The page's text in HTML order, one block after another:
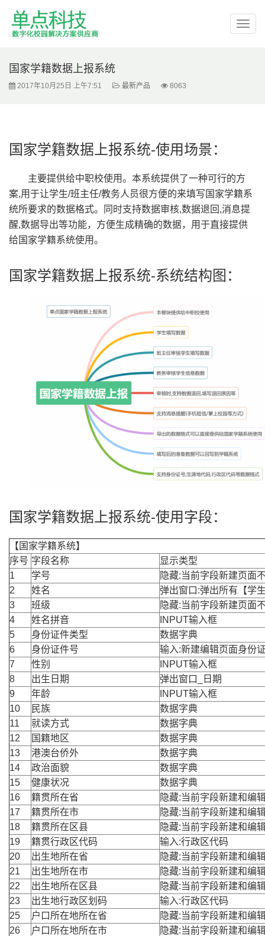
国家学籍数据上报系统
2017年10月25日 上午7:51 最新产品 8063
国家学籍数据上报系统-使用场景：
主要提供给中职校使用。本系统提供了一种可行的方
案,用于让学生/班主任/教务人员很方便的来填写国家学籍系
统所要求的数据格式。同时支持数据审核,数据退回,消息提
醒,数据导出等功能，方便生成精确的数据，用于直接提供
给国家学籍系统使用。
国家学籍数据上报系统-系统结构图：
国家学籍数据上报系统-使用字段：
【国家学籍系统】
序号 字段名称
显示类型
1
学号
隐藏:当前字段新建页面
2
姓名
弹出窗口:弹出所有【学
3
班级
隐藏:当前字段新建页面
4
姓名拼音
INPUT输入框
5
身份证件类型
数据字典
6
身份证件号
输入:新建编辑页面身份
7
性别
INPUT输入框
8
出生日期
弹出窗口_日期
9
年龄
INPUT输入框
10
民族
数据字典
11
就读方式
数据字典
12
国籍地区
数据字典
13
港澳台侨外
数据字典
14
政治面貌
数据字典
15
健康状况
数据字典
16
籍贯所在省
隐藏:当前字段新建和编
17
籍贯所在市
隐藏:当前字段新建和编
18
籍贯所在区县
隐藏:当前字段新建和编
19
籍贯行政区代码
输入:行政区代码
20
出生地所在省
隐藏:当前字段新建和编
21
出生地所在市
隐藏:当前字段新建和编
22
出生地所在区县
隐藏:当前字段新建和编
23
出生地行政区划码
输入:行政区代码
25
户口所在地所在省
隐藏:当前字段新建和编
26
户口所在地所在市
隐藏:当前字段新建和编